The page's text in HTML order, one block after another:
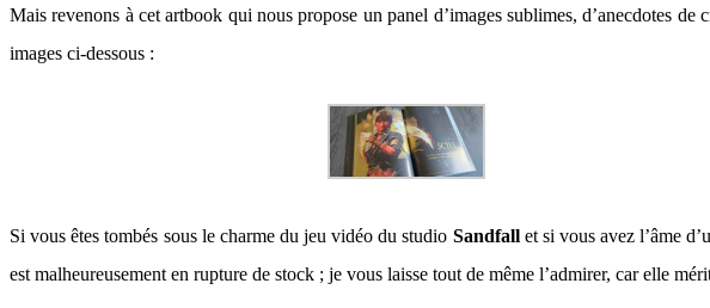
Mais revenons à cet artbook qui nous propose un panel d’images sublimes, d’anecdotes
images ci-dessous :
Si vous êtes tombés sous le charme du jeu vidéo du studio Sandfallet si vous avez l’âme
est malheureusement en rupture de stock ; je vous laisse tout de même l’admirer, car elle